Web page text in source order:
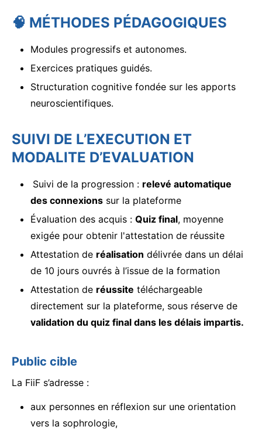
🧠 MÉTHODES PÉDAGOGIQUES
Modules progressifs et autonomes.
Exercices pratiques guidés.
Structuration cognitive fondée sur les apports
neuroscientifiques.
SUIVI DE L’EXECUTION ET
MODALITE D’EVALUATION
Suivi de la progression : relevé automatique
des connexions sur la plateforme
Évaluation des acquis : Quiz final, moyenne
exigée pour obtenir l'attestation de réussite
Attestation de réalisation délivrée dans un délai
de 10 jours ouvrés à l’issue de la formation
Attestation de réussite téléchargeable
directement sur la plateforme, sous réserve de
validation du quiz final dans les délais impartis.
Public cible
La FiiF s’adresse :
aux personnes en réflexion sur une orientation
vers la sophrologie,